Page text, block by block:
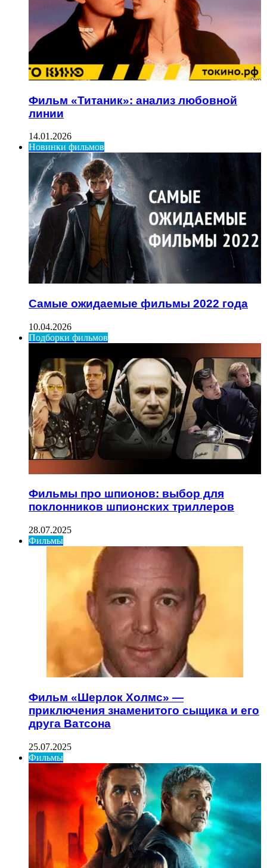
Фильм «Титаник»: анализ любовной
линии
14.01.2026
Новинки фильмов
Самые ожидаемые фильмы 2022 года
10.04.2026
Подборки фильмов
Фильмы про шпионов: выбор для
поклонников шпионских триллеров
28.07.2025
Фильмы
Фильм «Шерлок Холмс» —
приключения знаменитого сыщика и его
друга Ватсона
25.07.2025
Фильмы